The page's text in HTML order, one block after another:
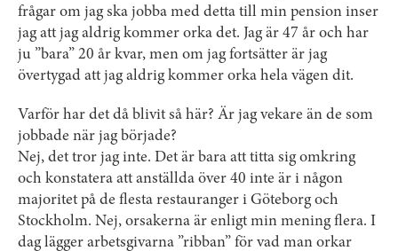
frågar om jag ska jobba med detta till min pension inser
jag att jag aldrig kommer orka det. Jag är 47 år och har
ju ”bara” 20 år kvar, men om jag fortsätter är jag
övertygad att jag aldrig kommer orka hela vägen dit.
Varför har det då blivit så här? Är jag vekare än de som
jobbade när jag började?
Nej, det tror jag inte. Det är bara att titta sig omkring
och konstatera att anställda över 40 inte är i någon
majoritet på de flesta restauranger i Göteborg och
Stockholm. Nej, orsakerna är enligt min mening flera. I
dag lägger arbetsgivarna ”ribban” för vad man orkar